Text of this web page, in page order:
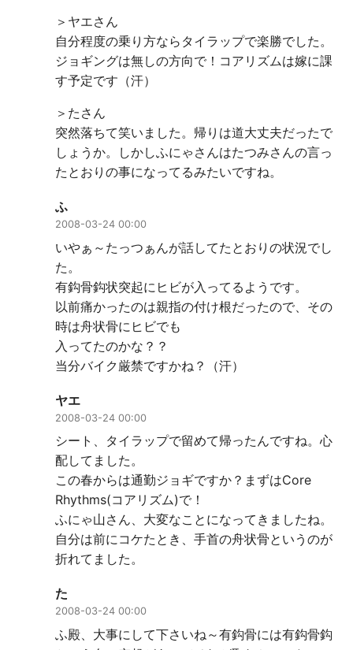
＞ヤエさん
自分程度の乗り方ならタイラップで楽勝でした。
ジョギングは無しの方向で！コアリズムは嫁に課
す予定です（汗）
＞たさん
突然落ちて笑いました。帰りは道大丈夫だったで
しょうか。しかしふにゃさんはたつみさんの言っ
たとおりの事になってるみたいですね。
ふ
2008-03-24 00:00
いやぁ～たっつぁんが話してたとおりの状況でし
た。
有鈎骨鈎状突起にヒビが入ってるようです。
以前痛かったのは親指の付け根だったので、その
時は舟状骨にヒビでも
入ってたのかな？？
当分バイク厳禁ですかね？（汗）
ヤエ
2008-03-24 00:00
シート、タイラップで留めて帰ったんですね。心
配してました。
この春からは通勤ジョギですか？まずはCore
Rhythms(コアリズム)で！
ふにゃ山さん、大変なことになってきましたね。
自分は前にコケたとき、手首の舟状骨というのが
折れてました。
た
2008-03-24 00:00
ふ殿、大事にして下さいね～有鈎骨には有鈎骨鈎